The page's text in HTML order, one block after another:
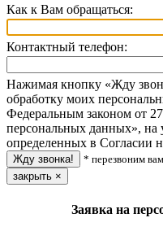
Как к Вам обращаться:
Контактный телефон:
Нажимая кнопку «Жду
обработку моих
Федеральным законом от
персональных данных», на
определенных в Согласии
* перезвоним
закрыть ×
Заявка на